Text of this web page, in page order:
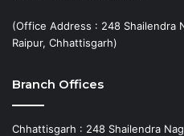
(Office Address : 248 Shailendra
Raipur, Chhattisgarh)
Branch Offices
Chhattisgarh : 248 Shailendra